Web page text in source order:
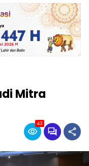
Mitra
43